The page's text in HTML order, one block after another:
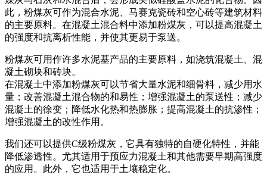
此，粉煤灰可作为混合水泥、马赛克瓷砖和空心砖等建筑材料
的主要原料。在混凝土混合料中添加粉煤灰，可以提高混凝土
的强度和抗离析性能，并使其更易于泵送。
粉煤灰可用作许多水泥基产品的主要原料，如浇筑混凝土、混
凝土砌块和砖块。
在混凝土中添加粉煤灰可以节省大量水泥和细骨料，减少用水
量；改善混凝土混合物的和易性；增强混凝土的泵送性；减少
混凝土的徐变；降低水化热和热膨胀；提高混凝土的抗渗性；
增强混凝土的改性作用。
我们还可以提供C级粉煤灰，它具有独特的自硬化特性，并能
降低渗透性。尤其适用于预应力混凝土和其他需要早期高强度
的应用。此外，它也适用于土壤稳定化。